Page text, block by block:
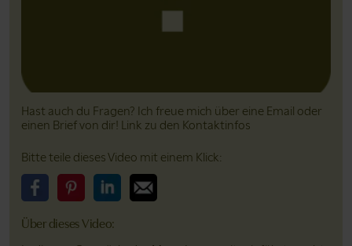
Hast auch du Fragen? Ich freue mich über eine Email oder
einen Brief von dir! Link zu den Kontaktinfos
Bitte teile dieses Video mit einem Klick:
Über dieses Video: